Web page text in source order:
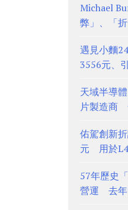
Michael
弊」、「
遇見小麵
3556元、
天域半導
片製造商
佑駕創新
元 用於L4
57年歷史
營運 去年